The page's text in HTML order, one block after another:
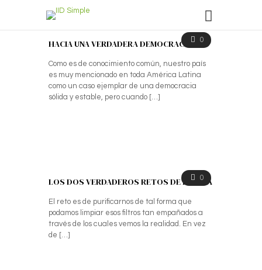
0
HACIA UNA VERDADERA DEMOCRACIA
Como es de conocimiento común, nuestro país
es muy mencionado en toda América Latina
como un caso ejemplar de una democracia
sólida y estable, pero cuando […]
0
LOS DOS VERDADEROS RETOS DE LA VIDA
El reto es de purificarnos de tal forma que
podamos limpiar esos filtros tan empañados a
través de los cuales vemos la realidad. En vez
de […]